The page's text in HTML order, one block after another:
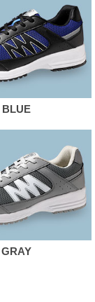
BLUE
GRAY